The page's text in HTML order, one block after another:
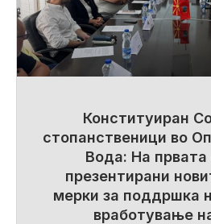
Конституиран
стопанственици во
Вода: На
презентирани
мерки за поддршка
вработување